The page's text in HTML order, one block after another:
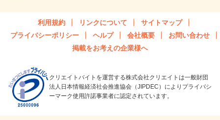
利用規約 リンクについて
サイトマップ
プライバシーポリシー
ヘルプ 会社概要
お問い合わせ
掲載をお考えの企業様へ
クリエイトバイトを運営する株式会社クリエイトは一般財団
法人日本情報経済社会推進協会（JIPDEC）によりプライバシ
ーマーク使用許諾事業者に認定されています。